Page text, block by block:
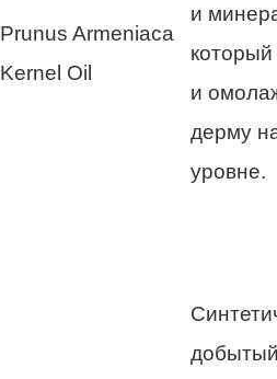
Prunus Armeniaca
Kernel Oil
и
который
и
дерму
уровне.